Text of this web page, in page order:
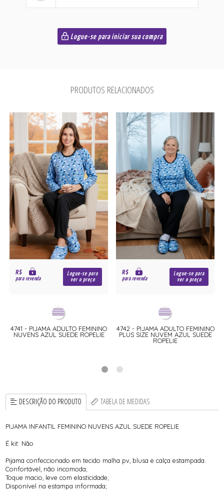
Logue-se para iniciar sua compra
PRODUTOS RELACIONADOS
R$
para revenda
Logue-se para
ver o preço
4741 - PIJAMA ADULTO FEMININO
NUVENS AZUL SUEDE ROPELIE
R$
para revenda
Logue-se para
ver o preço
4742 - PIJAMA ADULTO FEMININO
PLUS SIZE NUVEM AZUL SUEDE
ROPELIE
DESCRIÇÃO DO PRODUTO TABELA DE MEDIDAS
PIJAMA INFANTIL FEMININO NUVENS AZUL SUEDE ROPELIE
É kit: Não
Pijama confeccionado em tecido malha pv, blusa e calça estampada.
Confortável, não incomoda;
Toque macio, leve com elasticidade;
Disponível na estampa informada;